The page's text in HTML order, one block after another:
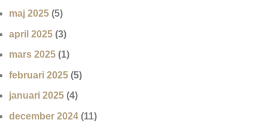
maj 2025 (5)
april 2025 (3)
mars 2025 (1)
februari 2025 (5)
januari 2025 (4)
december 2024 (11)